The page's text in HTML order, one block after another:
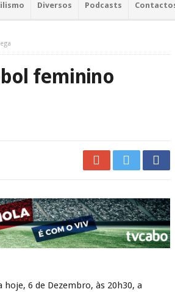
Diversos Podcasts
feminino
6 de Dezembro, às 20h30, a